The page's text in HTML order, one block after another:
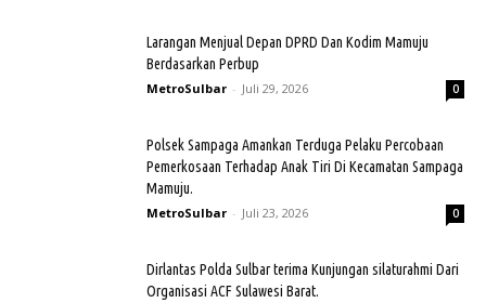
Larangan Menjual Depan DPRD Dan Kodim Mamuju
Berdasarkan Perbup
MetroSulbar - Juli 29, 2026 0
Polsek Sampaga Amankan Terduga Pelaku Percobaan
Pemerkosaan Terhadap Anak Tiri Di Kecamatan Sampaga
Mamuju.
MetroSulbar - Juli 23, 2026 0
Dirlantas Polda Sulbar terima Kunjungan silaturahmi Dari
Organisasi ACF Sulawesi Barat.